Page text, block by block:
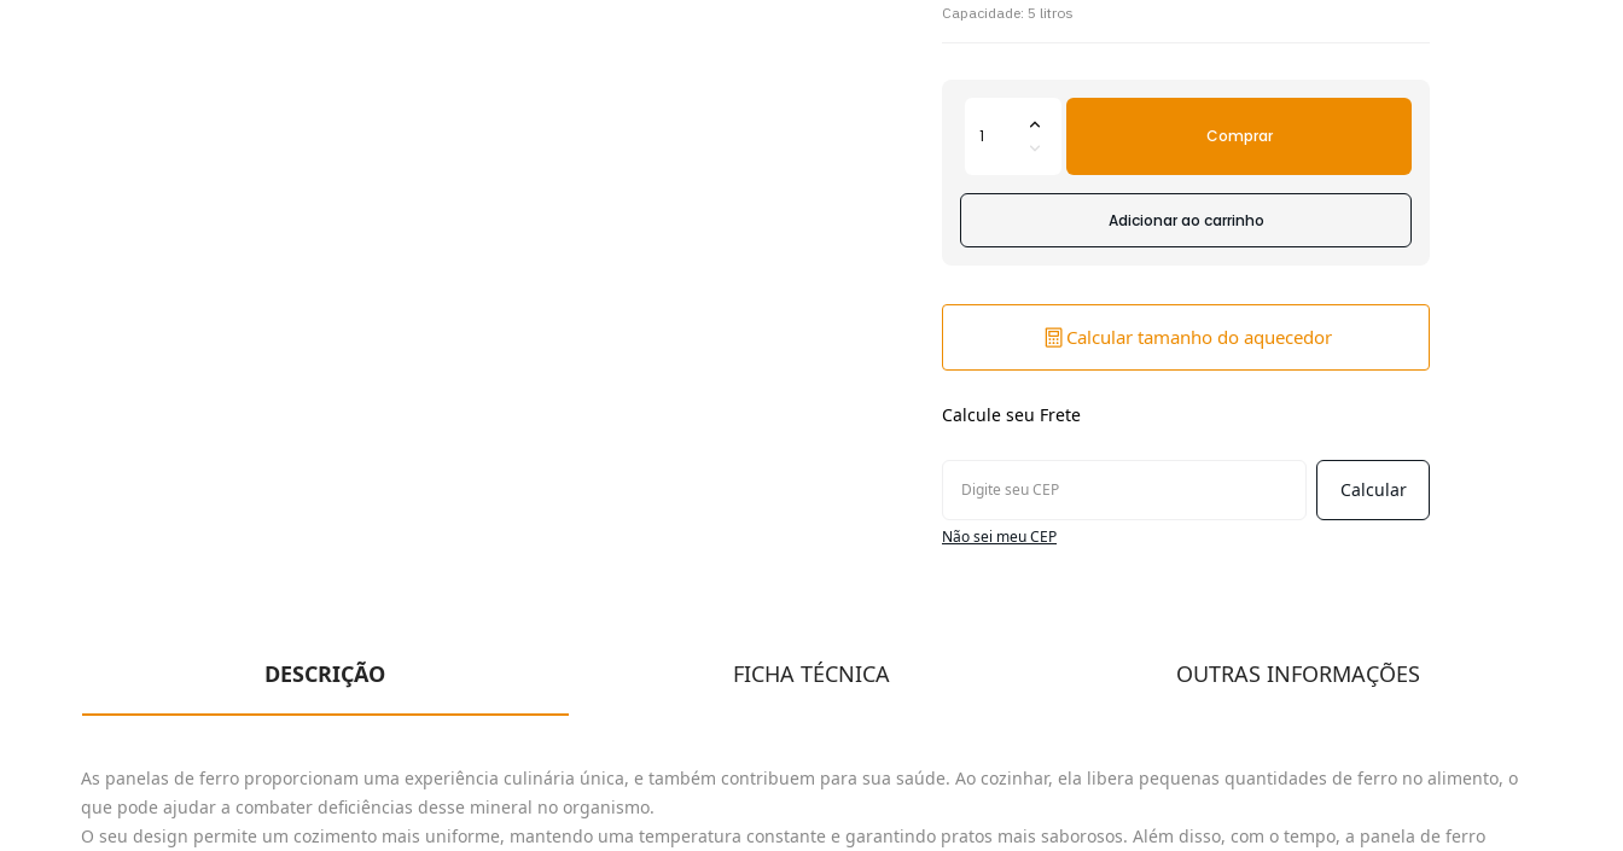
Capacidade: 5 litros
Comprar
Adicionar ao carrinho
Calcular tamanho do aquecedor
Calcule seu Frete
Não sei meu CEP
DESCRIÇÃO FICHA TÉCNICA OUTRAS INFORMAÇÕES
As panelas de ferro proporcionam uma experiência culinária única, e também contribuem para sua saúde. Ao cozinhar, ela libera pequenas quantidades de ferro no alimento, o
que pode ajudar a combater deficiências desse mineral no organismo.
O seu design permite um cozimento mais uniforme, mantendo uma temperatura constante e garantindo pratos mais saborosos. Além disso, com o tempo, a panela de ferro